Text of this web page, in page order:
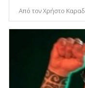
Από τον Χρήστο